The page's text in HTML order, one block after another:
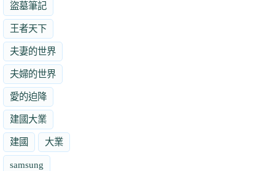
盜墓筆記
王者天下
夫妻的世界
夫婦的世界
愛的迫降
建國大業
建國 大業
samsung